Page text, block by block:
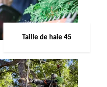
Taille de haie 45